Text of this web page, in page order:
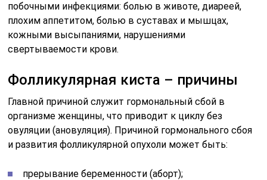
побочными инфекциями: болью в животе, диареей,
плохим аппетитом, болью в суставах и мышцах,
кожными высыпаниями, нарушениями
свертываемости крови.
Фолликулярная киста – причины
Главной причиной служит гормональный сбой в
организме женщины, что приводит к циклу без
овуляции (ановуляция). Причиной гормонального сбоя
и развития фолликулярной опухоли может быть:
прерывание беременности (аборт);